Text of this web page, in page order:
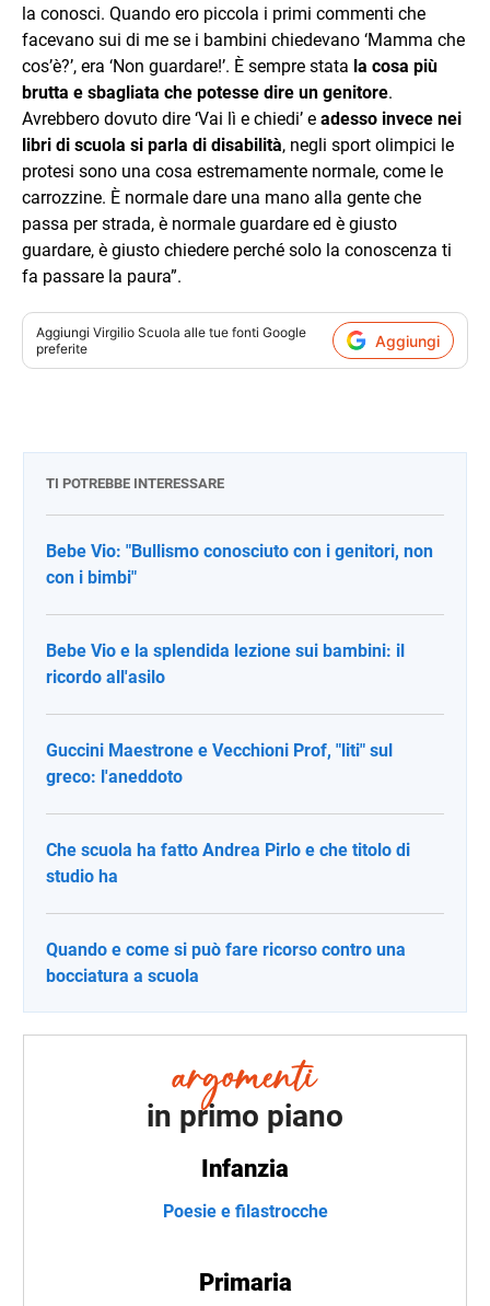
la conosci. Quando ero piccola i primi commenti che
facevano sui di me se i bambini chiedevano ‘Mamma che
cos’è?’, era ‘Non guardare!’. È sempre stata la cosa più
brutta e sbagliata che potesse dire un genitore.
Avrebbero dovuto dire ‘Vai lì e chiedi’ e adesso invece nei
libri di scuola si parla di disabilità, negli sport olimpici le
protesi sono una cosa estremamente normale, come le
carrozzine. È normale dare una mano alla gente che
passa per strada, è normale guardare ed è giusto
guardare, è giusto chiedere perché solo la conoscenza ti
fa passare la paura”.
Aggiungi Virgilio Scuola alle tue fonti Google
preferite
Aggiungi
TI POTREBBE INTERESSARE
Bebe Vio: "Bullismo conosciuto con i genitori, non
con i bimbi"
Bebe Vio e la splendida lezione sui bambini: il
ricordo all'asilo
Guccini Maestrone e Vecchioni Prof, "liti" sul
greco: l'aneddoto
Che scuola ha fatto Andrea Pirlo e che titolo di
studio ha
Quando e come si può fare ricorso contro una
bocciatura a scuola
in primo piano
Infanzia
Poesie e filastrocche
Primaria